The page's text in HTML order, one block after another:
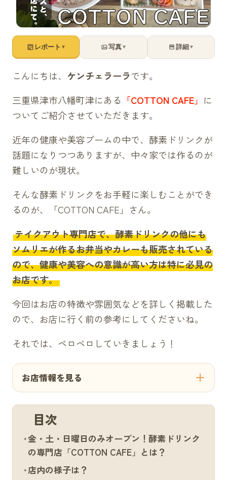
レポート ▼ 写真▼ 詳細▼
こんにちは、 ケンチェラーラです。
三重県津市八幡町津にある 「COTTON CAFE」 に
ついてご紹介させていただきます。
近年の健康や美容ブームの中で、酵素ドリンクが
話題になりつつありますが、中々家では作るのが
難しいのが現状。
そんな酵素ドリンクをお手軽に楽しむことができ
るのが、「COTTON CAFE」さん。
テイクアウト専門店で、酵素ドリンクの他にも
ソムリエが作るお弁当やカレーも販売されている
ので、健康や美容への意識が高い方は特に必見の
お店です。
今回はお店の特徴や雰囲気などを詳しく掲載した
ので、お店に行く前の参考にしてくださいね。
それでは、ペロペロしていきましょう！
お店情報を見る
目次
金・土・日曜日のみオープン！酵素ドリンク
の専門店「COTTON CAFE」とは？
店内の様子は？